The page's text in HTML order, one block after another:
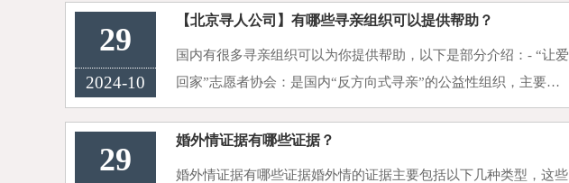
29
2024-10
【北京寻人公司】有哪些寻亲组织可以提供帮助？
国内有很多寻亲组织可以为你提供帮助，以下是部分介绍：- “让爱
回家”志愿者协会：是国内“反方向式寻亲”的公益性组织，主要服
务内容为劝导流浪乞讨人员到救助管理站求助，联系医疗机构救治
危重流浪乞讨人员，在服···
29
婚外情证据有哪些证据？
婚外情证据有哪些证据婚外情的证据主要包括以下几种类型，这些